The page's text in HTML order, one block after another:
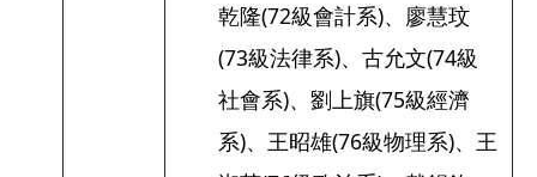
乾隆(72級會計系)、廖慧玟
(73級法律系)、古允文(74級
社會系)、劉上旗(75級經濟
系)、王昭雄(76級物理系)、王